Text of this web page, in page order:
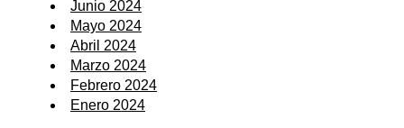
Junio 2024
Mayo 2024
Abril 2024
Marzo 2024
Febrero 2024
Enero 2024